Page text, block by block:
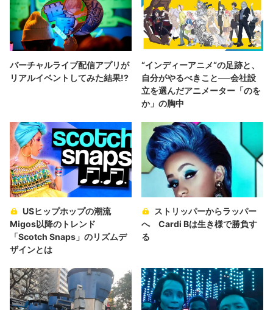
バーチャルライブ配信アプリが
リアルイベントしてみた結果!?
“インディーアニメ“の足跡と、
自分がやるべきこと──会社設
立を選んだアニメーター「のを
か」の胸中
USヒップホップの潮流
Migos以降のトレンド
「Scotch Snaps」のリズムデ
ザインとは
ストリッパーからラッパー
へ Cardi Bは生き様で勝負す
る